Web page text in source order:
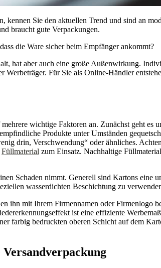
Sie den aktuellen Trend und sind an
braucht gute Verpackungen.
die Ware sicher beim Empfänger ankommt?
hat aber auch eine große Außenwirkung.
Werbeträger. Für Sie als Online-Händler
wichtige Faktoren an. Zunächst geht es
Produkte unter Umständen
drin, Verschwendung“ oder ähnliches.
Füllmaterial zum Einsatz. Nachhaltige
Schaden nimmt. Generell sind Kartons
wasserdichten Beschichtung zu
ihn mit Ihrem Firmennamen oder Firmenlogo
ist eine effiziente
farbig bedruckten oberen Schicht auf dem